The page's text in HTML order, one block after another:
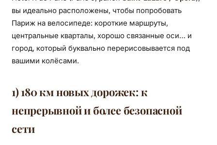
вы идеально расположены, чтобы попробовать
Париж на велосипеде: короткие маршруты,
центральные кварталы, хорошо связанные оси… и
город, который буквально перерисовывается под
вашими колёсами.
1) 180 км новых дорожек: к
непрерывной и более безопасной
сети